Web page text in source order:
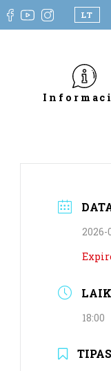
LT
2026-
18:00
TIPAS